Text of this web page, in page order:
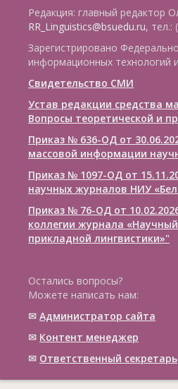
Редакция: главный редактор
RR_Linguistics@bsuedu.ru, тел.:
Зарегистрировано
информационных технологий
Свидетельство СМИ
Устав редакции средства
Вопросы теоретической и
Приказ № 636-ОД от
массовой информации
Приказ № 1097-ОД от
научных журналов НИУ
Приказ № 76-ОД от
коллегии журнала
прикладной лингвистики»"
Остались вопросы?
Можете написать нам:
✉ Администратор сайта
✉ Контент менеджер
✉ Ответственный cекретарь